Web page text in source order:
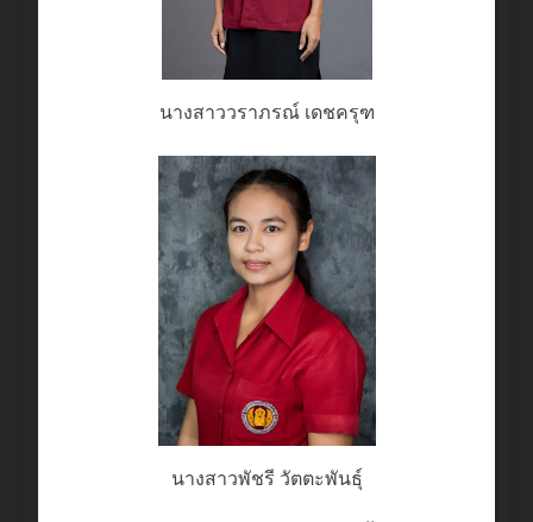
นางสาววราภรณ์ เดชครุฑ
นางสาวพัชรี วัตตะพันธ์ุ